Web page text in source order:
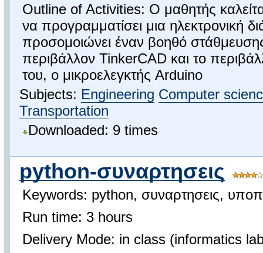
Outline of Activities: Ο μαθητής
να προγραμματίσει μια ηλεκτρονική
προσομοιώνει έναν βοηθό
περιβάλλον TinkerCAD και το
του, ο μικροελεγκτής Arduino
Subjects: Engineering Computer
Transportation
Downloaded: 9 times
python-συναρτησεις
Keywords: python, συναρτησεις,
Run time: 3 hours
Delivery Mode: in class (informatics